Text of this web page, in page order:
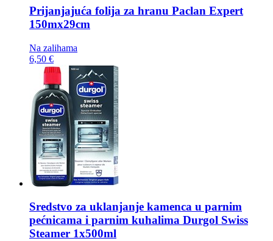
Prijanjajuća folija za hranu Paclan Expert
150mx29cm
Na zalihama
6,50 €
Sredstvo za uklanjanje kamenca u parnim
pećnicama i parnim kuhalima Durgol Swiss
Steamer 1x500ml